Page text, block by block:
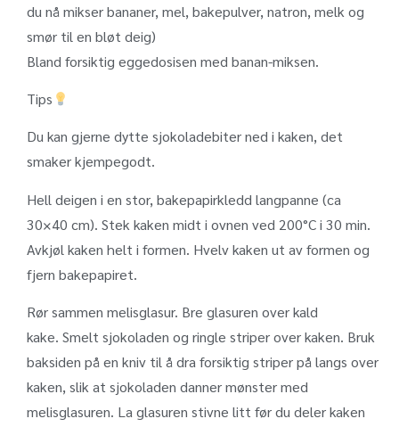
du nå mikser bananer, mel, bakepulver, natron, melk og
smør til en bløt deig)
Bland forsiktig eggedosisen med banan-miksen.
Tips
Du kan gjerne dytte sjokoladebiter ned i kaken, det
smaker kjempegodt.
Hell deigen i en stor, bakepapirkledd langpanne (ca
30×40 cm). Stek kaken midt i ovnen ved 200°C i 30 min.
Avkjøl kaken helt i formen. Hvelv kaken ut av formen og
fjern bakepapiret.
Rør sammen melisglasur. Bre glasuren over kald
kake. Smelt sjokoladen og ringle striper over kaken. Bruk
baksiden på en kniv til å dra forsiktig striper på langs over
kaken, slik at sjokoladen danner mønster med
melisglasuren. La glasuren stivne litt før du deler kaken